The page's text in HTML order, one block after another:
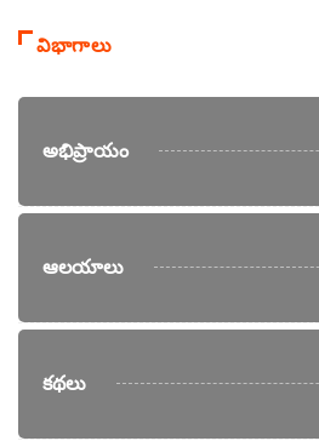
విభాగాలు
అభిప్రాయం
ఆలయాలు
కథలు